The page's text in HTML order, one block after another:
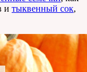
и тыквенный сок,